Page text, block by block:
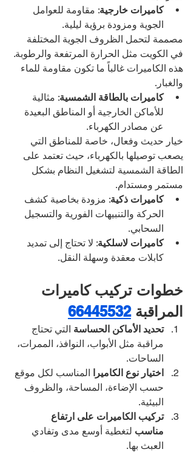
كاميرات خارجية: مقاومة للعوامل
الجوية ومزودة برؤية ليلية.
مصممة لتحمل الظروف الجوية المختلفة
في الكويت مثل الحرارة المرتفعة والرطوبة.
هذه الكاميرات غالباً ما تكون مقاومة للماء
والغبار.
كاميرات بالطاقة الشمسية: مثالية
للأماكن الخارجية أو المناطق البعيدة
عن مصادر الكهرباء.
خيار حديث وفعال، خاصة للمناطق التي
يصعب توصيلها بالكهرباء، حيث تعتمد على
الطاقة الشمسية لتشغيل النظام بشكل
مستمر ومستدام.
كاميرات ذكية: مزودة بخاصية كشف
الحركة والتنبيهات الفورية والتسجيل
السحابي.
كاميرات لاسلكية: لا تحتاج إلى تمديد
كابلات معقدة وسهلة النقل.
خطوات تركيب كاميرات
المراقبة 66445532
تحديد الأماكن الحساسة التي تحتاج
مراقبة مثل الأبواب، النوافذ، الممرات،
الساحات.
اختيار نوع الكاميرا المناسب لكل موقع
حسب الإضاءة، المساحة، والظروف
البيئية.
تركيب الكاميرات على ارتفاع
مناسب لتغطية أوسع مدى وتفادي
العبث بها.